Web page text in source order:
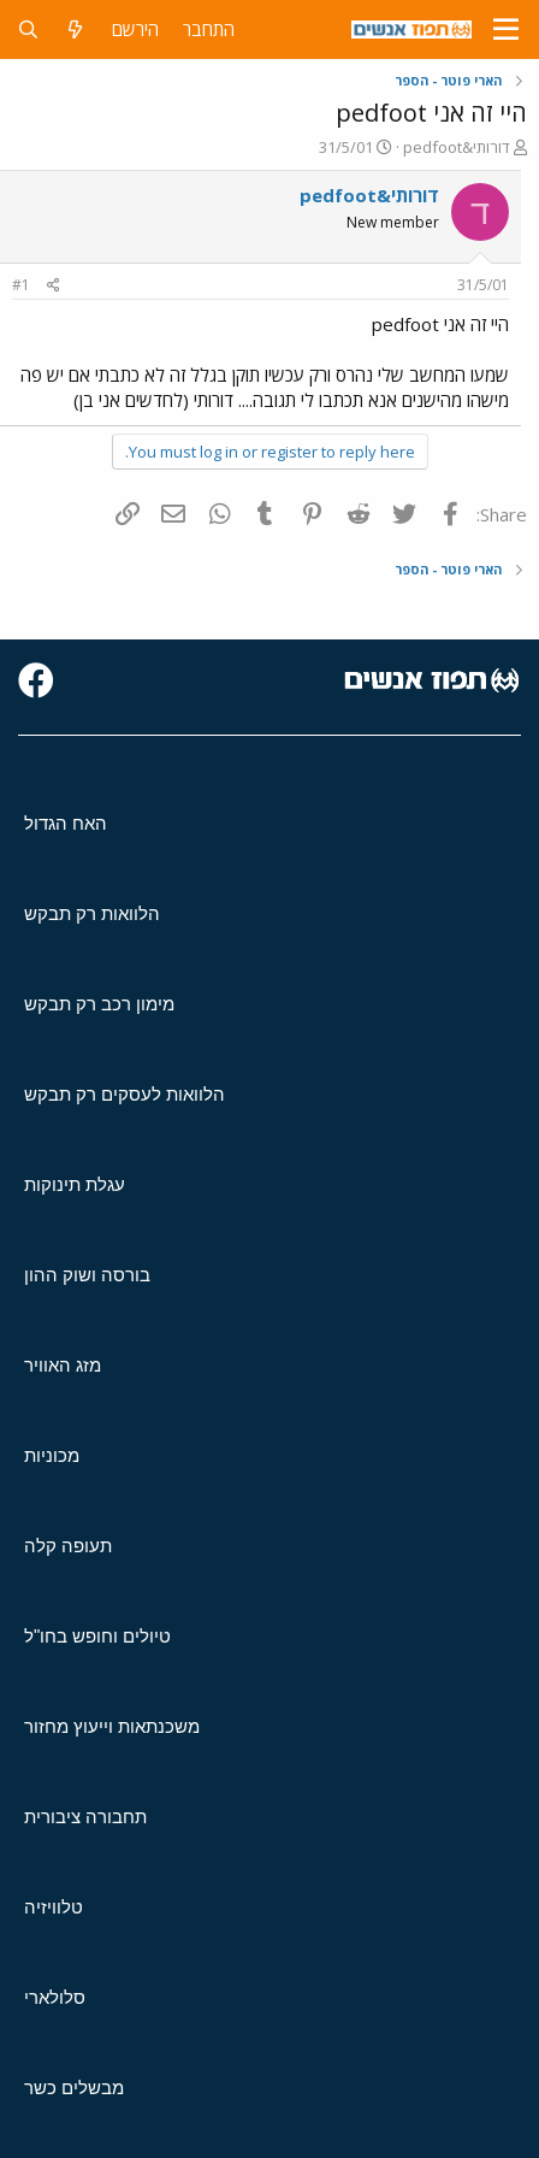
התחבר הירשם
הארי פוטר - הספר
היי זה אני pedfoot
פ
ו
ת
ח
ה
ש
א
דורותי&pedfoot
פ
ו
ר
ם
ר
י
31/5/01
ד דורותי&pedfoot
New member
31/5/01
#1
היי זה אני pedfoot
שמעו המחשב שלי נהרס ורק עכשיו תוקן בגלל זה לא כתבתי אם יש פה
מישהו מהישנים אנא תכתבו לי תגובה.... דורותי (לחדשים אני בן)
You must log in or register to reply here.
Share: פייסבוק Twitter
Reddit
Pinterest
Tumblr
WhatsAppדואר אלקטרוני
הארי פוטר - הספר
האח הגדול
הלוואות רק תבקש
מימון רכב רק תבקש
הלוואות לעסקים רק תבקש
עגלת תינוקות
בורסה ושוק ההון
מזג האוויר
מכוניות
תעופה קלה
טיולים וחופש בחו"ל
משכנתאות וייעוץ מחזור
תחבורה ציבורית
טלוויזיה
סלולארי
מבשלים כשר